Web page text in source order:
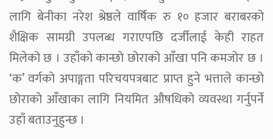
लागि बेनीका नरेश श्रेष्ठले वार्षिक रु १० हजार बराबरको
शैक्षिक सामग्री उपलब्ध गराएपछि दर्जीलाई केही राहत
मिलेको छ । उहाँको कान्छो छोराको आँखा पनि कमजोर छ ।
‘क’ वर्गको अपाङ्गता परिचयपत्रबाट प्राप्त हुने भत्ताले कान्छो
छोराको आँखाका लागि नियमित औषधिको व्यवस्था गर्नुपर्ने
उहाँ बताउनुहुन्छ ।